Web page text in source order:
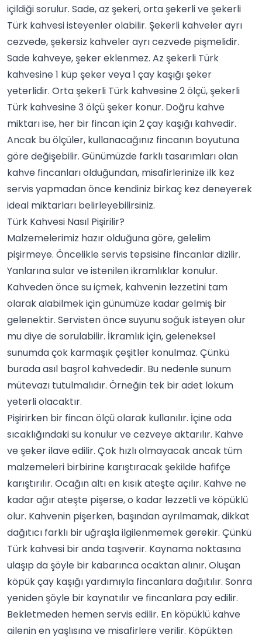
içildiği sorulur. Sade, az şekeri, orta şekerli ve şekerli
Türk kahvesi isteyenler olabilir. Şekerli kahveler ayrı
cezvede, şekersiz kahveler ayrı cezvede pişmelidir.
Sade kahveye, şeker eklenmez. Az şekerli Türk
kahvesine 1 küp şeker veya 1 çay kaşığı şeker
yeterlidir. Orta şekerli Türk kahvesine 2 ölçü, şekerli
Türk kahvesine 3 ölçü şeker konur. Doğru kahve
miktarı ise, her bir fincan için 2 çay kaşığı kahvedir.
Ancak bu ölçüler, kullanacağınız fincanın boyutuna
göre değişebilir. Günümüzde farklı tasarımları olan
kahve fincanları olduğundan, misafirlerinize ilk kez
servis yapmadan önce kendiniz birkaç kez deneyerek
ideal miktarları belirleyebilirsiniz.
Türk Kahvesi Nasıl Pişirilir?
Malzemelerimiz hazır olduğuna göre, gelelim
pişirmeye. Öncelikle servis tepsisine fincanlar dizilir.
Yanlarına sular ve istenilen ikramlıklar konulur.
Kahveden önce su içmek, kahvenin lezzetini tam
olarak alabilmek için günümüze kadar gelmiş bir
gelenektir. Servisten önce suyunu soğuk isteyen olur
mu diye de sorulabilir. İkramlık için, geleneksel
sunumda çok karmaşık çeşitler konulmaz. Çünkü
burada asıl başrol kahvededir. Bu nedenle sunum
mütevazı tutulmalıdır. Örneğin tek bir adet lokum
yeterli olacaktır.
Pişirirken bir fincan ölçü olarak kullanılır. İçine oda
sıcaklığındaki su konulur ve cezveye aktarılır. Kahve
ve şeker ilave edilir. Çok hızlı olmayacak ancak tüm
malzemeleri birbirine karıştıracak şekilde hafifçe
karıştırılır. Ocağın altı en kısık ateşte açılır. Kahve ne
kadar ağır ateşte pişerse, o kadar lezzetli ve köpüklü
olur. Kahvenin pişerken, başından ayrılmamak, dikkat
dağıtıcı farklı bir uğraşla ilgilenmemek gerekir. Çünkü
Türk kahvesi bir anda taşıverir. Kaynama noktasına
ulaşıp da şöyle bir kabarınca ocaktan alınır. Oluşan
köpük çay kaşığı yardımıyla fincanlara dağıtılır. Sonra
yeniden şöyle bir kaynatılır ve fincanlara pay edilir.
Bekletmeden hemen servis edilir. En köpüklü kahve
ailenin en yaşlısına ve misafirlere verilir. Köpükten